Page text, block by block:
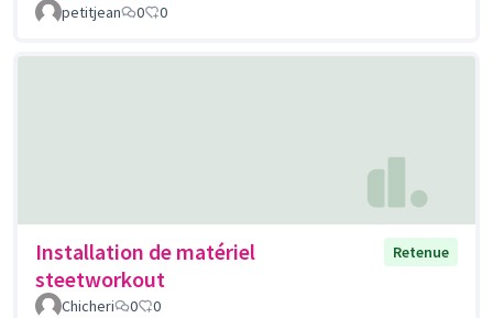
petitjean 0 0
Installation de matériel
steetworkout
Retenue
Chicheri 0 0